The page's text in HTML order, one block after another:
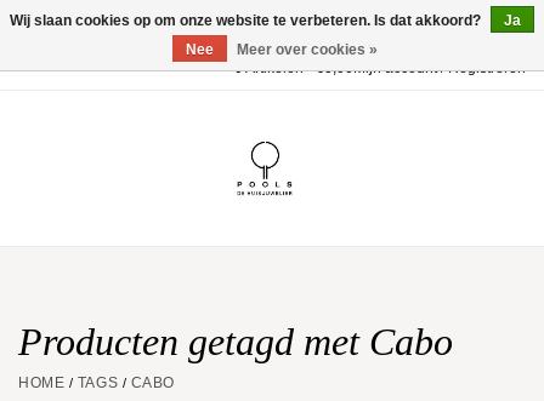
0 Artikelen - €0,00Mijn account / Registreren
Huwelijk
Producten getagd met Cabo
HOME / TAGS / CABO
Wij slaan cookies op om onze website te verbeteren. Is dat akkoord?
Ja
Nee
Meer over cookies »